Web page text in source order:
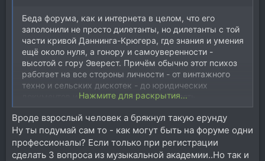
Беда форума, как и интернета в целом, что его
заполонили не просто дилетанты, но дилетанты с той
части кривой Даннинга-Крюгера, где знания и умения
ещё около нуля, а гонору и самоуверенности -
высотой с гору Эверест. Причём обычно этот психоз
работает на все стороны личности - от винтажного
техно и сельских дискотек - до юридических
документов и того, как страной управлять.
Ладно я - любитель, в свободное время тут
развлекаюсь. Но я понимаю, почему нормальных
профи от подобных тем и обсуждений уже тошнить
должно...
Нажмите для раскрытия...
Вроде взрослый человек а брякнул такую ерунду
Ну ты подумай сам то - как могут быть на форуме одни
профессионалы? Если только при регистрации
сделать 3 вопроса из музыкальной академии..Но так и